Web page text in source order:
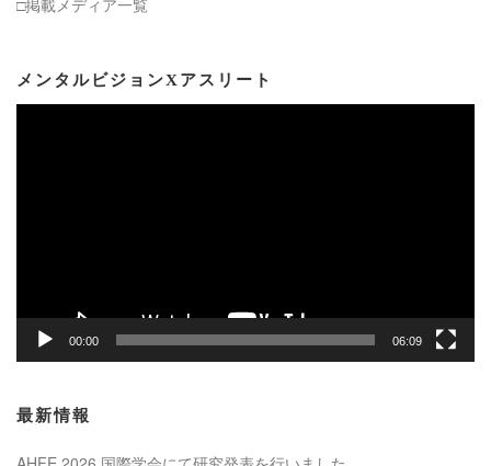
メンタルビジョンXアスリート
00:00 06:09
最新情報